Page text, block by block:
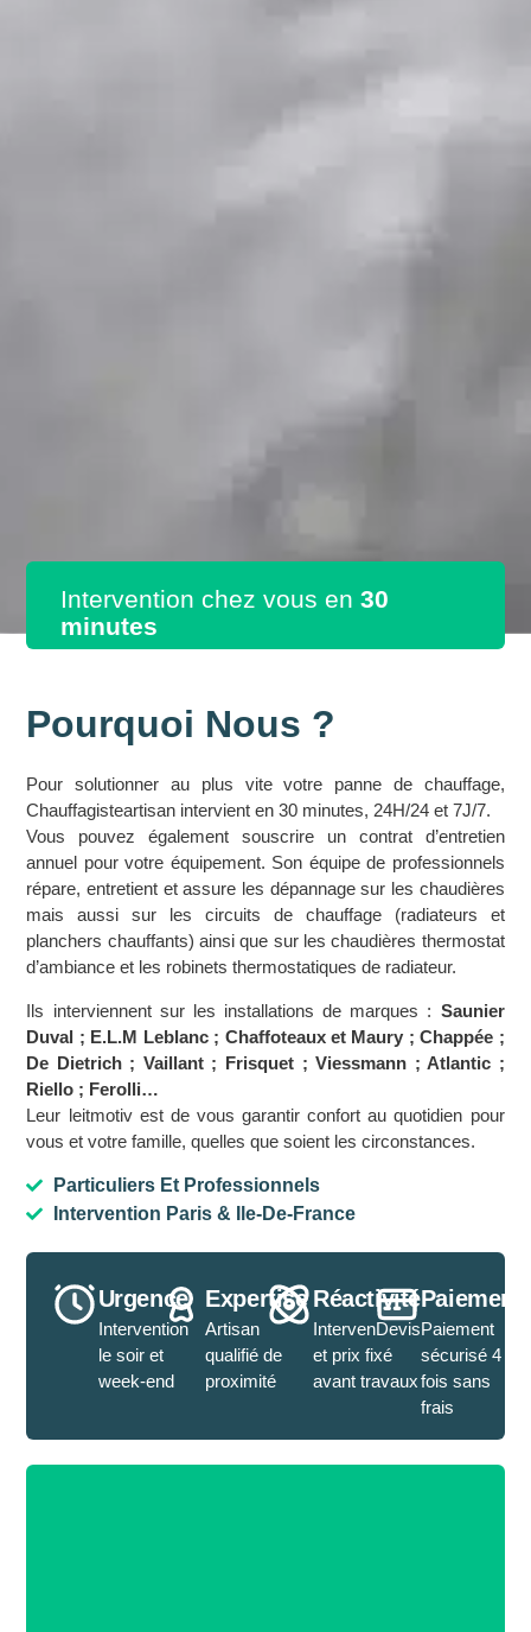
Intervention chez vous en 30
minutes
Pourquoi Nous ?
Pour solutionner au plus vite votre panne de chauffage,
Chauffagisteartisan intervient en 30 minutes, 24H/24 et 7J/7.
Vous pouvez également souscrire un contrat d’entretien
annuel pour votre équipement. Son équipe de professionnels
répare, entretient et assure les dépannage sur les chaudières
mais aussi sur les circuits de chauffage (radiateurs et
planchers chauffants) ainsi que sur les chaudières thermostat
d’ambiance et les robinets thermostatiques de radiateur.
Ils interviennent sur les installations de marques : Saunier
Duval ; E.L.M Leblanc ; Chaffoteaux et Maury ; Chappée ;
De Dietrich ; Vaillant ; Frisquet ; Viessmann ; Atlantic ;
Riello ; Ferolli…
Leur leitmotiv est de vous garantir confort au quotidien pour
vous et votre famille, quelles que soient les circonstances.
Particuliers Et Professionnels
Intervention Paris & Ile-De-France
Urgence
Intervention
le soir et
week-end
Expertise
Artisan
qualifié de
proximité
Réactivité
IntervenDevis
et prix fixé
avant travaux
Paiement
Paiement
sécurisé 4
fois sans
frais